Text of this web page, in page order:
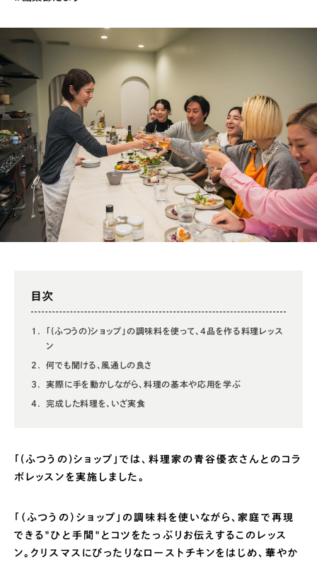
目次
「(ふつうの)ショップ」の調味料を使って、4品を作る料理レッス
ン
何でも聞ける、風通しの良さ
実際に手を動かしながら、料理の基本や応用を学ぶ
完成した料理を、いざ実食
「(ふつうの)ショップ」では、料理家の青谷優衣さんとのコラ
ボレッスンを実施しました。
「（ふつうの）ショップ」の調味料を使いながら、家庭で再現
できる"ひと手間"とコツをたっぷりお伝えするこのレッス
ン。クリスマスにぴったりなローストチキンをはじめ、華やか